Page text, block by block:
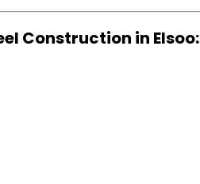
Construction in Elsoo: